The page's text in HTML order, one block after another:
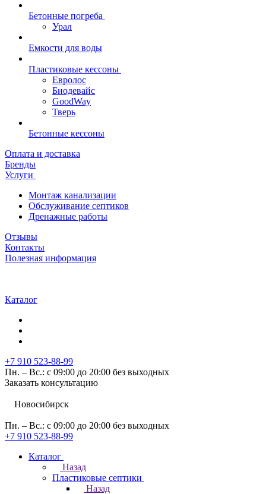
Бетонные погреба
Урал
Емкости для воды
Пластиковые кессоны
Евролос
Биодевайс
GoodWay
Тверь
Бетонные кессоны
Оплата и доставка
Бренды
Услуги
Монтаж канализации
Обслуживание септиков
Дренажные работы
Отзывы
Контакты
Полезная информация
Каталог
+7 910 523-88-99
Пн. – Вс.: с 09:00 до 20:00 без выходных
Заказать консультацию
Новосибирск
Пн. – Вс.: с 09:00 до 20:00 без выходных
+7 910 523-88-99
Каталог
Назад
Пластиковые септики
Назад